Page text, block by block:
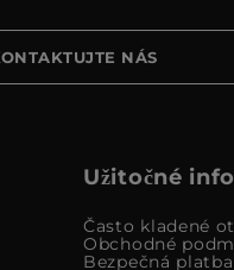
NÁS
Užitočné
Často kladené
Obchodné
Bezpečná platba